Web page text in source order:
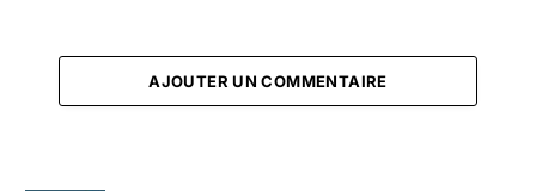
AJOUTER UN COMMENTAIRE